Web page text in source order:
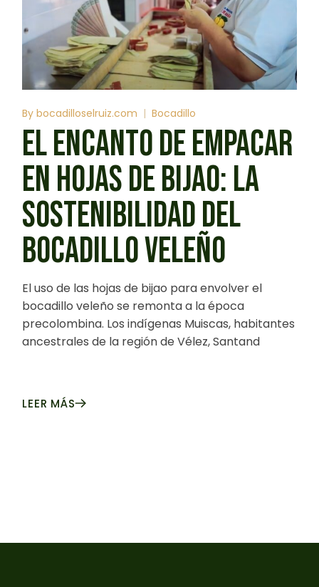
By bocadilloselruiz.com Bocadillo
EL ENCANTO DE EMPACAR
EN HOJAS DE BIJAO: LA
SOSTENIBILIDAD DEL
BOCADILLO VELEÑO
El uso de las hojas de bijao para envolver el
bocadillo veleño se remonta a la época
precolombina. Los indígenas Muiscas, habitantes
ancestrales de la región de Vélez, Santand
LEER MÁS